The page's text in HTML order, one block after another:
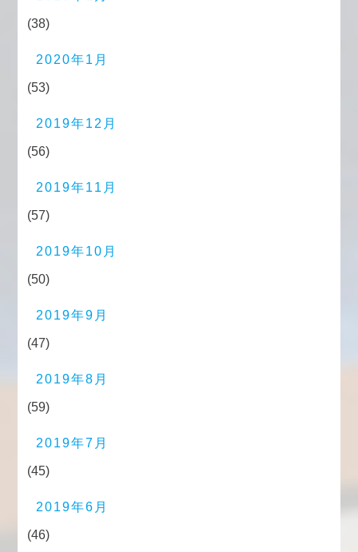
(38)
2020年1月
(53)
2019年12月
(56)
2019年11月
(57)
2019年10月
(50)
2019年9月
(47)
2019年8月
(59)
2019年7月
(45)
2019年6月
(46)